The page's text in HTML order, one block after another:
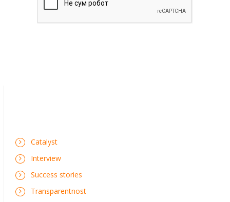
Catalyst
Interview
Success stories
Transparentnost